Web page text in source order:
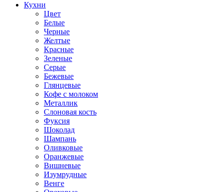
Кухни
Цвет
Белые
Черные
Желтые
Красные
Зеленые
Серые
Бежевые
Глянцевые
Кофе с молоком
Металлик
Слоновая кость
Фуксия
Шоколад
Шампань
Оливковые
Оранжевые
Вишневые
Изумрудные
Венге